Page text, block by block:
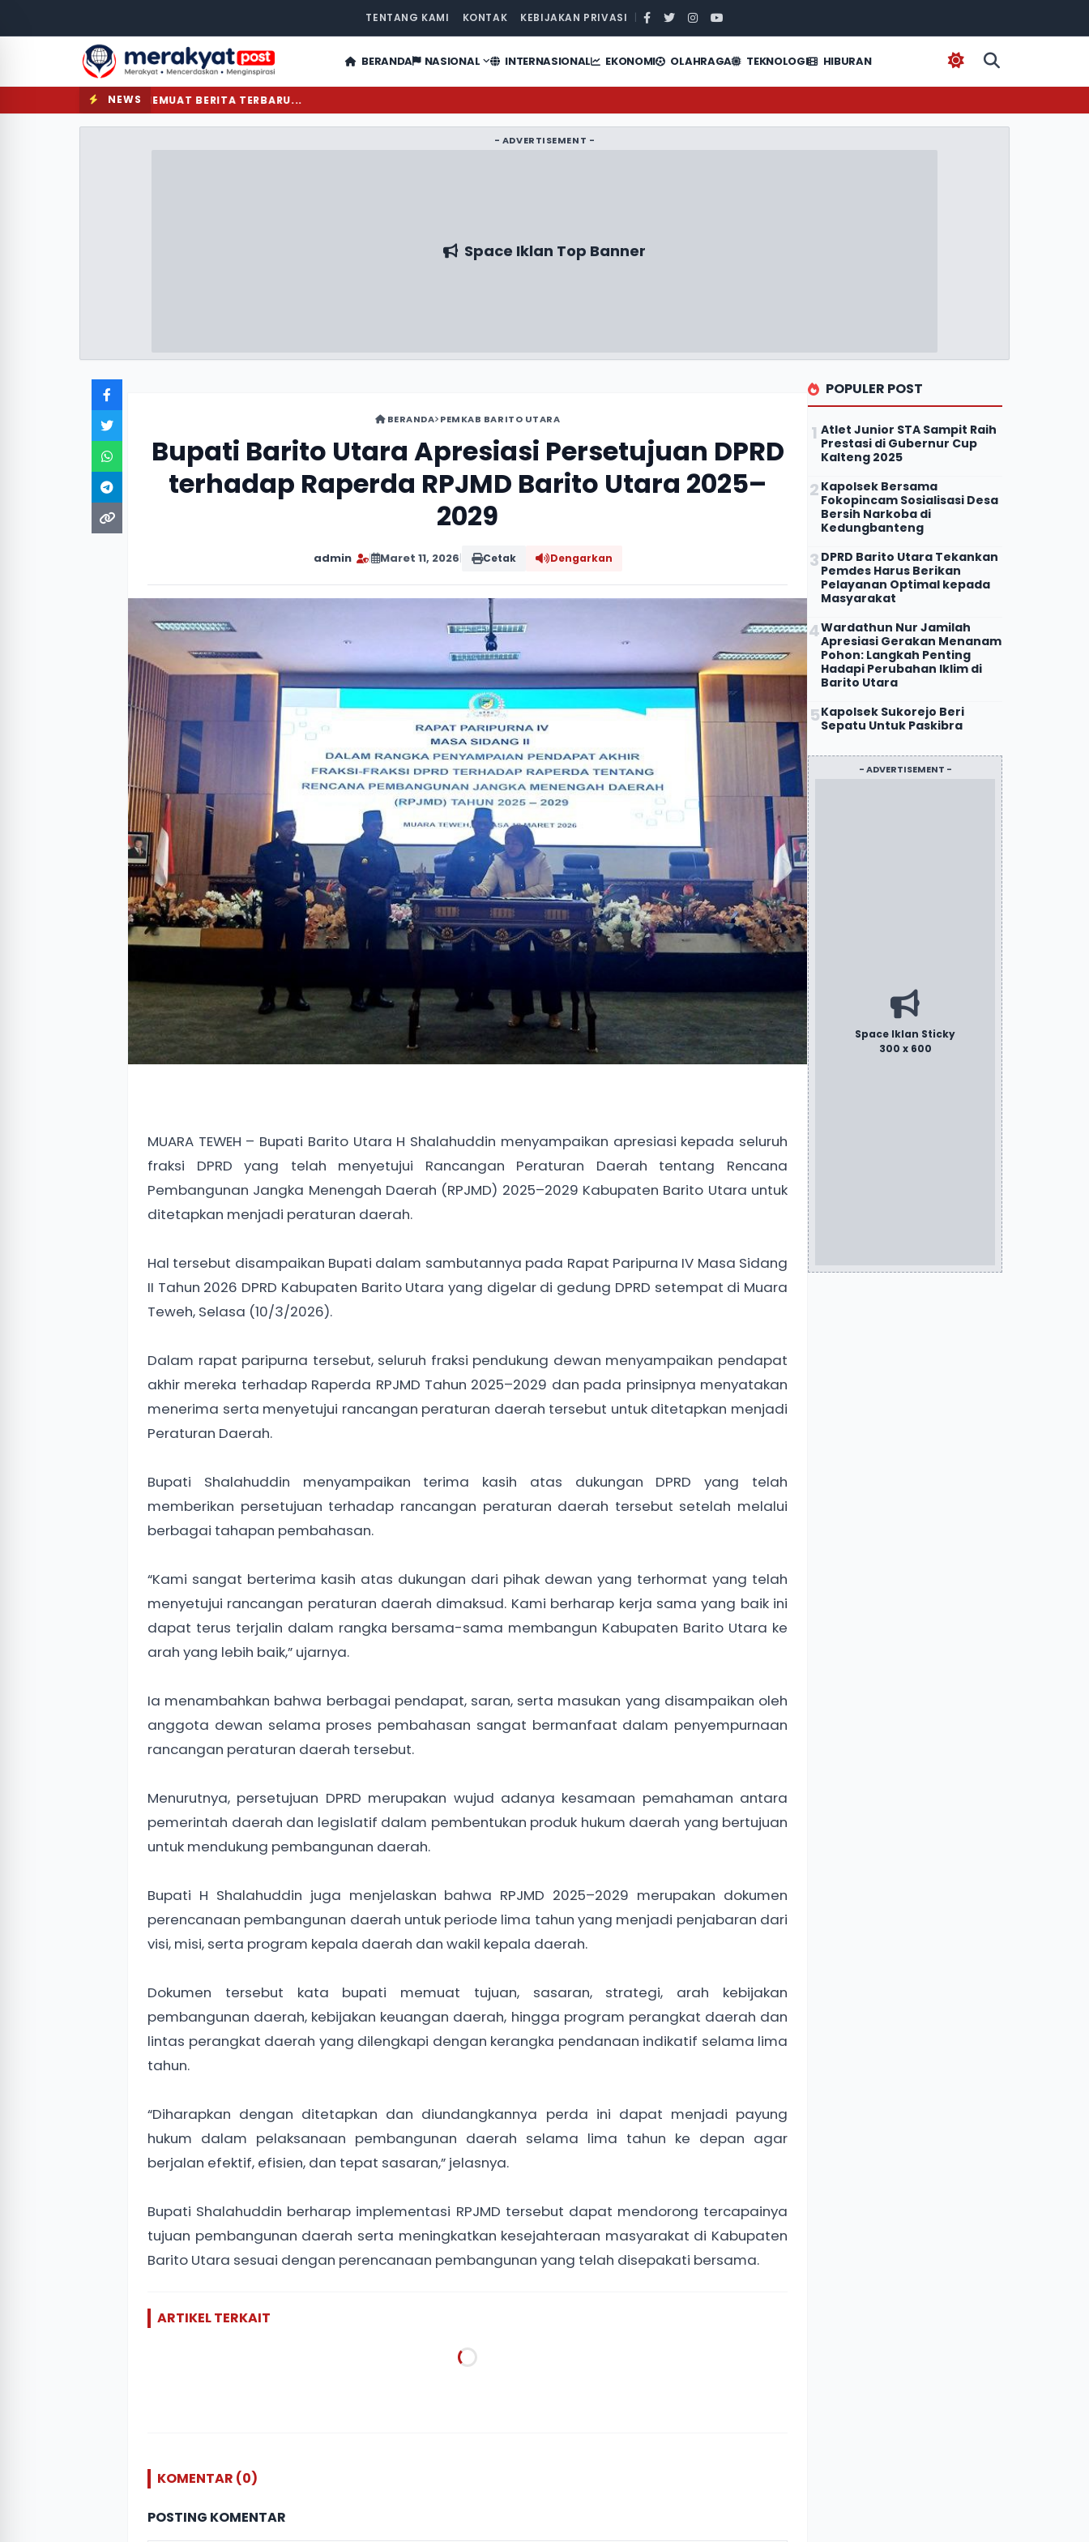
TENTANG KAMI KONTAK KEBIJAKAN PRIVASI
BERANDA NASIONAL INTERNASIONAL EKONOMI OLAHRAGA TEKNOLOGI HIBURAN
NEWS MEMUAT BERITA TERBARU...
- ADVERTISEMENT -
Space Iklan Top Banner
BERANDA PEMKAB BARITO UTARA
Bupati Barito Utara Apresiasi Persetujuan DPRD
terhadap Raperda RPJMD Barito Utara 2025–
2029
admin | Maret 11, 2026 Cetak Dengarkan
MUARA TEWEH – Bupati Barito Utara H Shalahuddin menyampaikan apresiasi kepada seluruh
fraksi DPRD yang telah menyetujui Rancangan Peraturan Daerah tentang Rencana
Pembangunan Jangka Menengah Daerah (RPJMD) 2025–2029 Kabupaten Barito Utara untuk
ditetapkan menjadi peraturan daerah.
Hal tersebut disampaikan Bupati dalam sambutannya pada Rapat Paripurna IV Masa Sidang
II Tahun 2026 DPRD Kabupaten Barito Utara yang digelar di gedung DPRD setempat di Muara
Teweh, Selasa (10/3/2026).
Dalam rapat paripurna tersebut, seluruh fraksi pendukung dewan menyampaikan pendapat
akhir mereka terhadap Raperda RPJMD Tahun 2025–2029 dan pada prinsipnya menyatakan
menerima serta menyetujui rancangan peraturan daerah tersebut untuk ditetapkan menjadi
Peraturan Daerah.
Bupati Shalahuddin menyampaikan terima kasih atas dukungan DPRD yang telah
memberikan persetujuan terhadap rancangan peraturan daerah tersebut setelah melalui
berbagai tahapan pembahasan.
“Kami sangat berterima kasih atas dukungan dari pihak dewan yang terhormat yang telah
menyetujui rancangan peraturan daerah dimaksud. Kami berharap kerja sama yang baik ini
dapat terus terjalin dalam rangka bersama-sama membangun Kabupaten Barito Utara ke
arah yang lebih baik,” ujarnya.
Ia menambahkan bahwa berbagai pendapat, saran, serta masukan yang disampaikan oleh
anggota dewan selama proses pembahasan sangat bermanfaat dalam penyempurnaan
rancangan peraturan daerah tersebut.
Menurutnya, persetujuan DPRD merupakan wujud adanya kesamaan pemahaman antara
pemerintah daerah dan legislatif dalam pembentukan produk hukum daerah yang bertujuan
untuk mendukung pembangunan daerah.
Bupati H Shalahuddin juga menjelaskan bahwa RPJMD 2025–2029 merupakan dokumen
perencanaan pembangunan daerah untuk periode lima tahun yang menjadi penjabaran dari
visi, misi, serta program kepala daerah dan wakil kepala daerah.
Dokumen tersebut kata bupati memuat tujuan, sasaran, strategi, arah kebijakan
pembangunan daerah, kebijakan keuangan daerah, hingga program perangkat daerah dan
lintas perangkat daerah yang dilengkapi dengan kerangka pendanaan indikatif selama lima
tahun.
“Diharapkan dengan ditetapkan dan diundangkannya perda ini dapat menjadi payung
hukum dalam pelaksanaan pembangunan daerah selama lima tahun ke depan agar
berjalan efektif, efisien, dan tepat sasaran,” jelasnya.
Bupati Shalahuddin berharap implementasi RPJMD tersebut dapat mendorong tercapainya
tujuan pembangunan daerah serta meningkatkan kesejahteraan masyarakat di Kabupaten
Barito Utara sesuai dengan perencanaan pembangunan yang telah disepakati bersama.
ARTIKEL TERKAIT
KOMENTAR (0)
POSTING KOMENTAR
POPULER POST
Atlet Junior STA Sampit Raih
Prestasi di Gubernur Cup
Kalteng 2025
Kapolsek Bersama
Fokopincam Sosialisasi Desa
Bersih Narkoba di
Kedungbanteng
DPRD Barito Utara Tekankan
Pemdes Harus Berikan
Pelayanan Optimal kepada
Masyarakat
Wardathun Nur Jamilah
Apresiasi Gerakan Menanam
Pohon: Langkah Penting
Hadapi Perubahan Iklim di
Barito Utara
Kapolsek Sukorejo Beri
Sepatu Untuk Paskibra
- ADVERTISEMENT -
Space Iklan Sticky
300 x 600